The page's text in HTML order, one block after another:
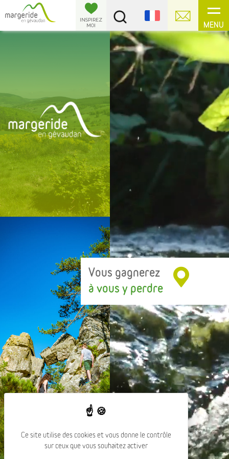
MENU
INSPIREZ
MOI
Vous gagnerez
à vous y perdre
Panneau de gestion des cookies
Ce site utilise des cookies et vous donne le contrôle
sur ceux que vous souhaitez activer